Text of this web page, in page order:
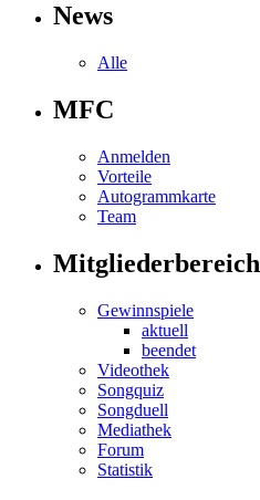
News
Alle
MFC
Anmelden
Vorteile
Autogrammkarte
Team
Mitgliederbereich
Gewinnspiele
aktuell
beendet
Videothek
Songquiz
Songduell
Mediathek
Forum
Statistik